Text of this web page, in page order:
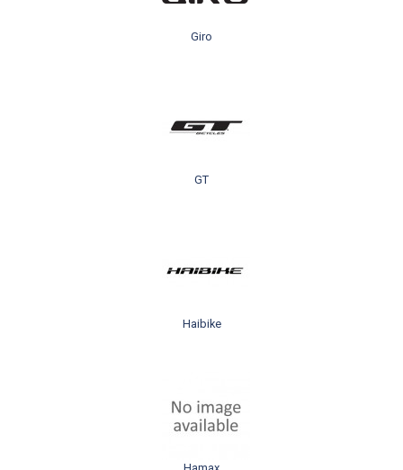
Giro
GT
Haibike